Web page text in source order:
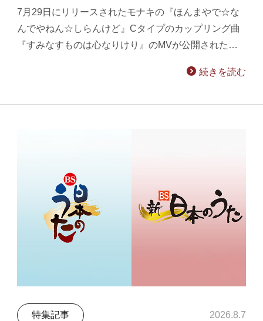
7月29日にリリースされたモナキの『ほんまやで☆な
んでやねん☆しらんけど』Cタイプのカップリング曲
『すみなすものは心なりけり』のMVが公開された…
続きを読む
特集記事 2026.8.7